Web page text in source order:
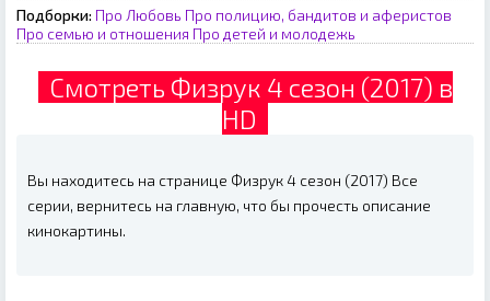
Подборки: Про Любовь Про полицию, бандитов и аферистов
Про семью и отношения Про детей и молодежь
Смотреть Физрук 4 сезон (2017) в
HD
Вы находитесь на странице Физрук 4 сезон (2017) Все
серии, вернитесь на главную, что бы прочесть описание
кинокартины.